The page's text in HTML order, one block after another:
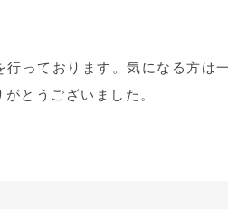
っております。気になる方は
とうございました。